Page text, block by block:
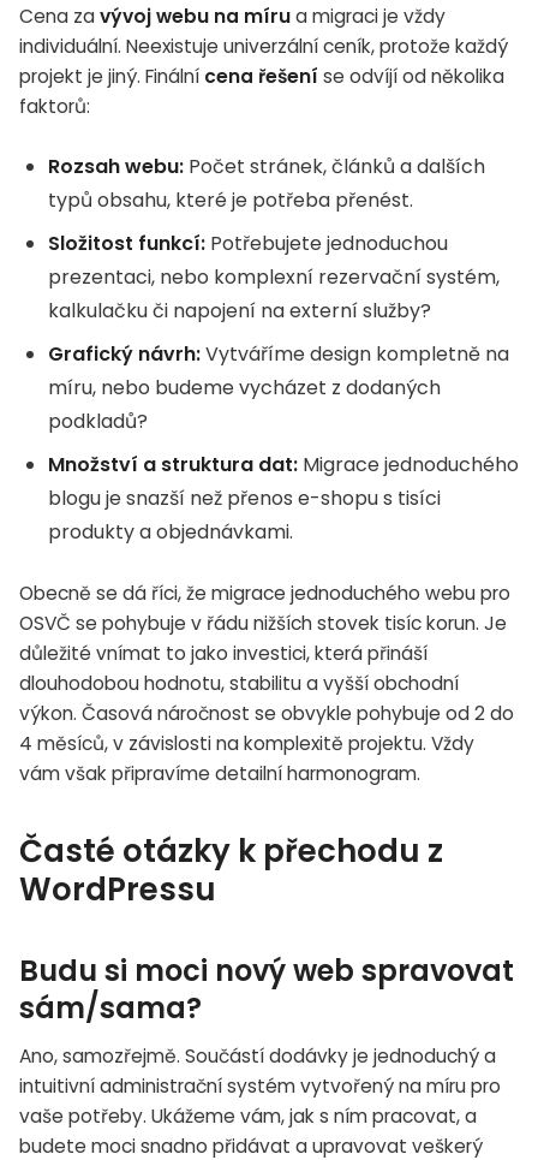
Cena zavývoj webu na mírua migraci je vždy
individuální. Neexistuje univerzální ceník, protože každý
projekt je jiný. Finální cena řešení se odvíjí od několika
faktorů:
Rozsah webu: Počet stránek, článků a dalších
typů obsahu, které je potřeba přenést.
Složitost funkcí: Potřebujete jednoduchou
prezentaci, nebo komplexní rezervační systém,
kalkulačku či napojení na externí služby?
Grafický návrh:Vytváříme design kompletně na
míru, nebo budeme vycházet z dodaných
podkladů?
Množství a struktura dat: Migrace jednoduchého
blogu je snazší než přenos e-shopu s tisíci
produkty a objednávkami.
Obecně se dá říci, že migrace jednoduchého webu pro
OSVČ se pohybuje v řádu nižších stovek tisíc korun. Je
důležité vnímat to jako investici, která přináší
dlouhodobou hodnotu, stabilitu a vyšší obchodní
výkon. Časová náročnost se obvykle pohybuje od 2 do
4 měsíců, v závislosti na komplexitě projektu. Vždy
vám však připravíme detailní harmonogram.
Časté otázky k přechodu z
WordPressu
Budu si moci nový web spravovat
sám/sama?
Ano, samozřejmě. Součástí dodávky je jednoduchý a
intuitivní administrační systém vytvořený na míru pro
vaše potřeby. Ukážeme vám, jak s ním pracovat, a
budete moci snadno přidávat a upravovat veškerý